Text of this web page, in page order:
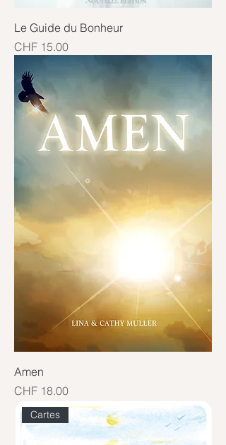
Le Guide du Bonheur
Price
CHF 15.00
Amen
Price
CHF 18.00
Cartes